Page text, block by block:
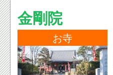
金剛院
お寺